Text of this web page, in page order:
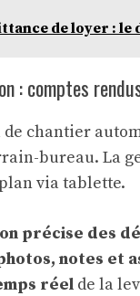
de loyer :
: comptes
de chantier
bureau. La
via tablette.
précise des
notes et
réel de la